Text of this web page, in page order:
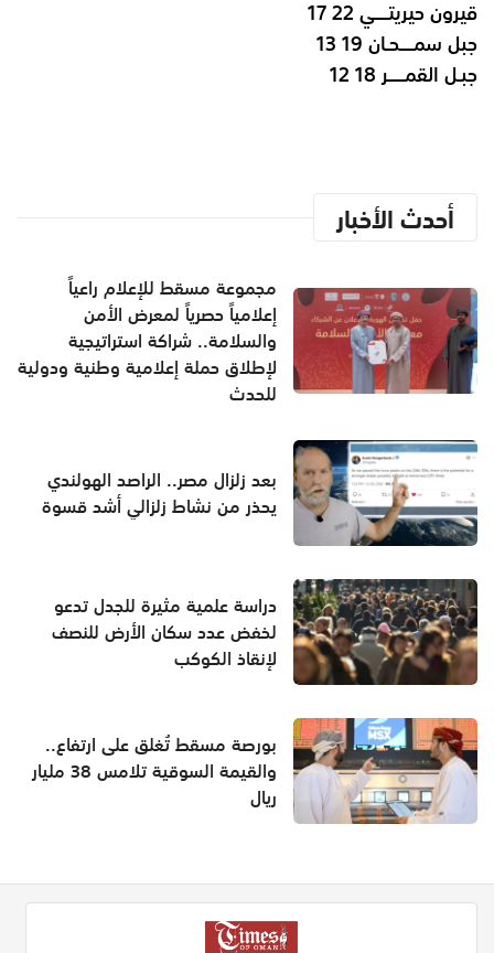
قيرون حيريتــــي 22 17
جبل سمــــحـان 19 13
جبـل القمـــــر 18 12
أحدث الأخبار
مجموعة مسقط للإعلام راعياً
إعلامياً حصرياً لمعرض الأمن
والسلامة.. شراكة استراتيجية
لإطلاق حملة إعلامية وطنية ودولية
للحدث
بعد زلزال مصر.. الراصد الهولندي
يحذر من نشاط زلزالي أشد قسوة
دراسة علمية مثيرة للجدل تدعو
لخفض عدد سكان الأرض للنصف
لإنقاذ الكوكب
بورصة مسقط تُغلق على ارتفاع..
والقيمة السوقية تلامس 38 مليار
ريال